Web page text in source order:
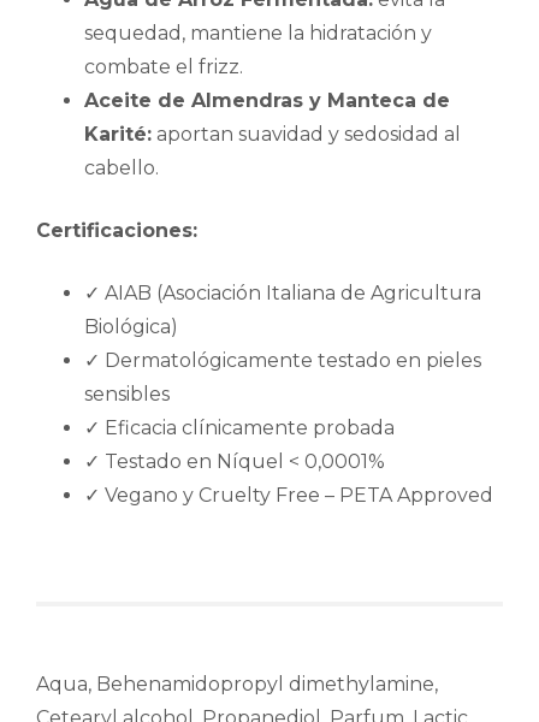
sequedad, mantiene la hidratación y
combate el frizz.
Aceite de Almendras y Manteca de
Karité: aportan suavidad y sedosidad al
cabello.
Certificaciones:
✓ AIAB (Asociación Italiana de Agricultura
Biológica)
✓ Dermatológicamente testado en pieles
sensibles
✓ Eficacia clínicamente probada
✓ Testado en Níquel < 0,0001%
✓ Vegano y Cruelty Free – PETA Approved
Aqua, Behenamidopropyl dimethylamine,